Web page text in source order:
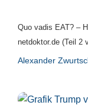
Quo vadis EAT? –
netdoktor.de (Teil 2
Alexander